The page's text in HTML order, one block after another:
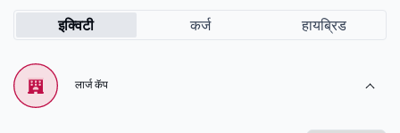
इक्विटी कर्ज हायब्रिड
लार्ज कॅप